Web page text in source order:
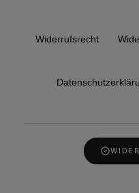
Widerrufs­recht